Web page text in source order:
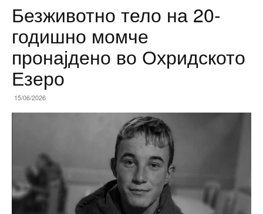
Безживотно тело на 20-
годишно момче
пронајдено во Охридското
Езеро
15/06/2026